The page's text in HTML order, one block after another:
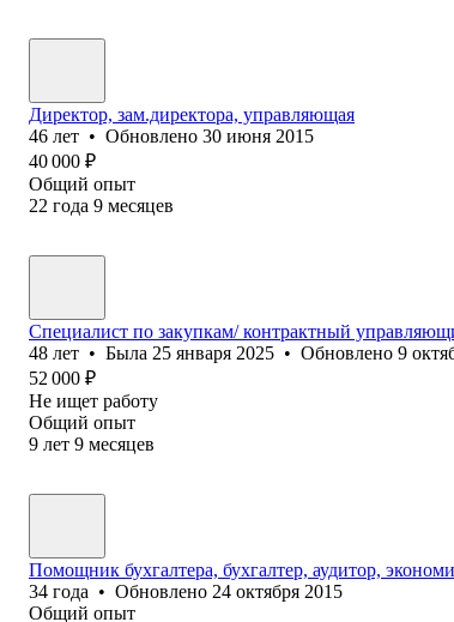
Директор, зам.директора, управляющая
46 лет • Обновлено 30 июня 2015
40 000 ₽
Общий опыт
22 года 9 месяцев
Специалист по закупкам/ контрактный
48 лет • Была 25 января 2025 • Обновлено 9
52 000 ₽
Не ищет работу
Общий опыт
9 лет 9 месяцев
Помощник бухгалтера, бухгалтер, аудитор,
34 года • Обновлено 24 октября 2015
Общий опыт